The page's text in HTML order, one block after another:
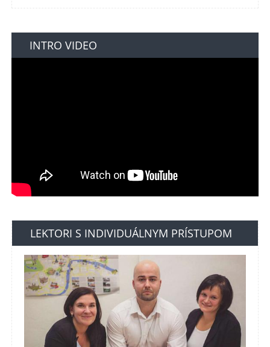
INTRO VIDEO
LEKTORI S INDIVIDUÁLNYM PRÍSTUPOM